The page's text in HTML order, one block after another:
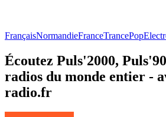
FrançaisNormandieFranceTrancePop
Écoutez Puls'2000,
radios du monde entier -
radio.fr